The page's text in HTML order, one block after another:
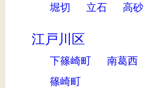
堀切 立石 高砂
江戸川区
下篠崎町 南葛西
篠崎町